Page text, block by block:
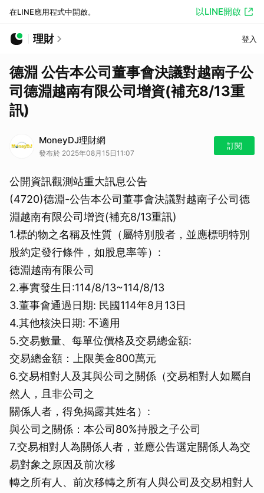
在LINE應用程式中開啟。 以LINE開啟
理財 登入
德淵 公告本公司董事會決議對越南子公
司德淵越南有限公司增資(補充8/13重
訊)
MoneyDJ理財網
發布於 2025年08月15日11:07
訂閱
公開資訊觀測站重大訊息公告
(4720)德淵-公告本公司董事會決議對越南子公司德
淵越南有限公司增資(補充8/13重訊)
1.標的物之名稱及性質（屬特別股者，並應標明特別
股約定發行條件，如股息率等）:
德淵越南有限公司
2.事實發生日:114/8/13~114/8/13
3.董事會通過日期: 民國114年8月13日
4.其他核決日期: 不適用
5.交易數量、每單位價格及交易總金額:
交易總金額：上限美金800萬元
6.交易相對人及其與公司之關係（交易相對人如屬自
然人，且非公司之
關係人者，得免揭露其姓名）:
與公司之關係：本公司80%持股之子公司
7.交易相對人為關係人者，並應公告選定關係人為交
易對象之原因及前次移
轉之所有人、前次移轉之所有人與公司及交易相對人